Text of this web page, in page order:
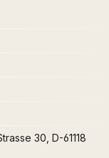
30, D-61118